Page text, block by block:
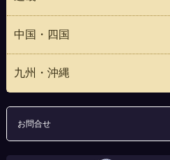
中国・四国
九州・沖縄
お問合せ